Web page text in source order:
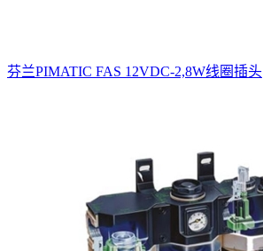
芬兰PIMATIC FAS 12VDC-2,8W线圈插头